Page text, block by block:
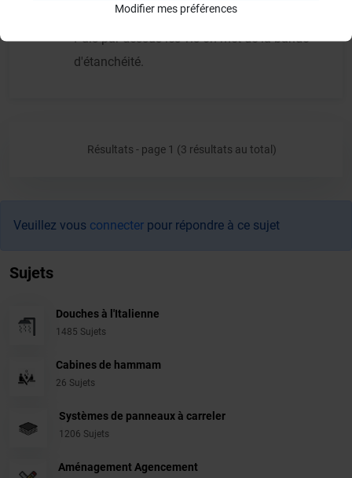
particulieres ?
Puis par dessus les vis on met de la bande
d'étanchéité.
Résultats - page 1 (3 résultats au total)
Veuillez vous connecter pour répondre à ce sujet
Sujets
Douches à l'Italienne
1485 Sujets
Cabines de hammam
26 Sujets
Systèmes de panneaux à carreler
1206 Sujets
Aménagement Agencement
Modifier mes préférences